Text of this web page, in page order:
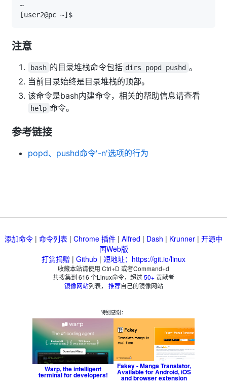
[user2@pc ~]
注意
bash 的目录堆栈命令包括 dirs popd pushd 。
当前目录始终是目录堆栈的顶部。
该命令是bash内建命令，相关的帮助信息请查看
help 命令。
参考链接
popd、pushd命令'-n'选项的行为
添加命令 | 命令列表 | Chrome 插件 | Alfred | Dash | Krunner | 开源中
国Web版
打赏捐赠 | Github | 短地址：https://git.io/linux
收藏本站请使用 Ctrl+D 或者Command+d
共搜集到 616 个Linux命令，超过50+贡献者
镜像网站列表， 推荐自己的镜像网站
特别感谢：
Warp, the intelligent
terminal for developers!
Fakey - Manga Translator,
Available for Android, iOS
and browser extension